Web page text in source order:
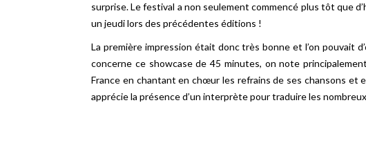
surprise. Le festival a non seulement commencé plus tôt que
un jeudi lors des précédentes éditions !
La première impression était donc très bonne et l’on pouvait
concerne ce showcase de 45 minutes, on note
France en chantant en chœur les refrains de ses chansons et
apprécie la présence d’un interprète pour traduire les